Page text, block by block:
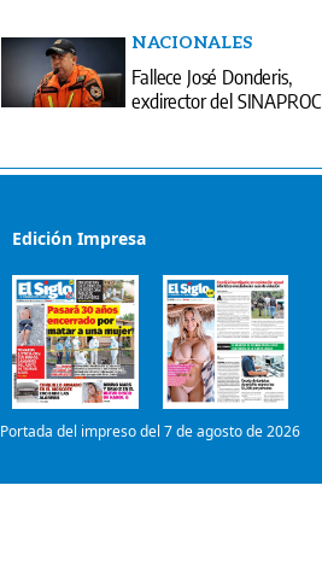
NACIONALES
Fallece José Donderis,
exdirector del SINAPROC
Edición Impresa
Portada del impreso del 7 de agosto de 2026